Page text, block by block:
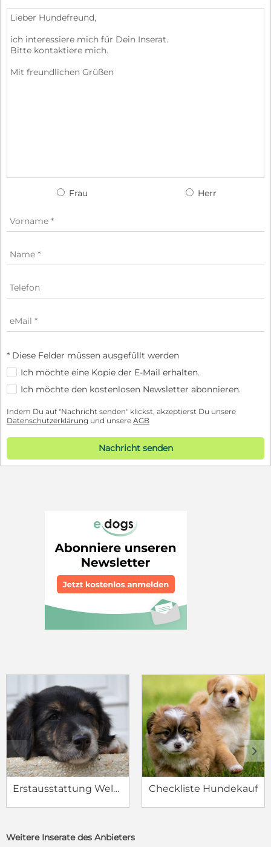
Frau Herr
* Diese Felder müssen ausgefüllt werden
Ich möchte eine Kopie der E-Mail erhalten.
Ich möchte den kostenlosen Newsletter abonnieren.
Indem Du auf "Nachricht senden" klickst, akzeptierst Du unsere
Datenschutzerklärung und unsere AGB
Nachricht senden
Erstausstattung Welpe Checkliste Hundekauf
c d
Weitere Inserate des Anbieters